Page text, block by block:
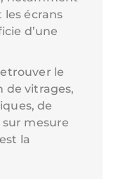
écrans
d’une
le
de vitrages,
de
mesure
la